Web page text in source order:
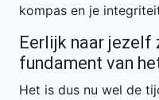
kompas en je
Eerlijk naar jezelf
fundament van
Het is dus nu wel de